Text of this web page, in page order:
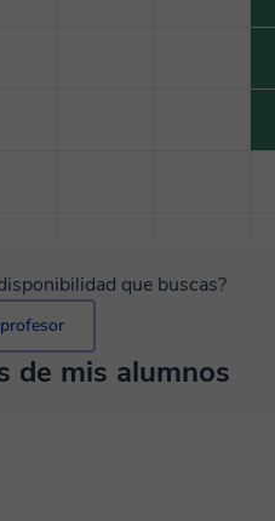
que buscas?
de mis alumnos